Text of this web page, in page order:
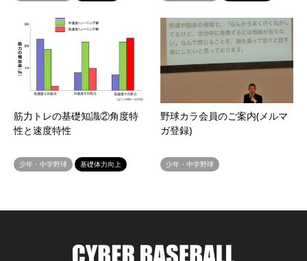
筋力トレの基礎知識②角度特
性と速度特性
少年・中学野球 基礎体力向上
野球カラ会員のご案内(メルマ
ガ登録)
少年・中学野球